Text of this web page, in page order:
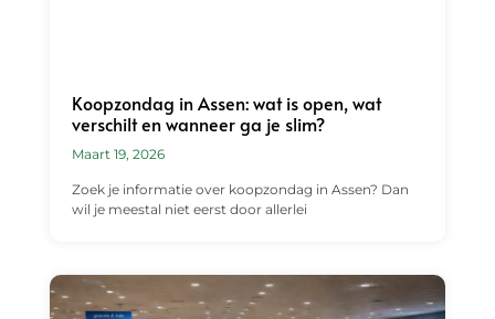
Koopzondag in Assen: wat is open, wat
verschilt en wanneer ga je slim?
Maart 19, 2026
Zoek je informatie over koopzondag in Assen? Dan
wil je meestal niet eerst door allerlei